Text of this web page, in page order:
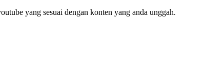
yang sesuai dengan konten yang anda unggah.